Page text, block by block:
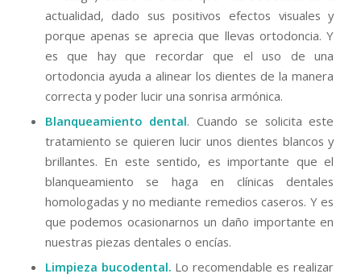
actualidad, dado sus positivos efectos visuales y
porque apenas se aprecia que llevas ortodoncia. Y
es que hay que recordar que el uso de una
ortodoncia ayuda a alinear los dientes de la manera
correcta y poder lucir una sonrisa armónica.
Blanqueamiento dental. Cuando se solicita este
tratamiento se quieren lucir unos dientes blancos y
brillantes. En este sentido, es importante que el
blanqueamiento se haga en clínicas dentales
homologadas y no mediante remedios caseros. Y es
que podemos ocasionarnos un daño importante en
nuestras piezas dentales o encías.
Limpieza bucodental. Lo recomendable es realizar